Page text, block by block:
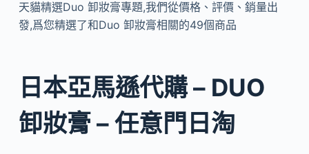
天貓精選Duo 卸妝膏專題,我們從價格、評價、銷量出
發,爲您精選了和Duo 卸妝膏相關的49個商品
日本亞馬遜代購 – DUO
卸妝膏 – 任意門日淘